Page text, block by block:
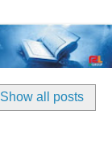
Show all posts